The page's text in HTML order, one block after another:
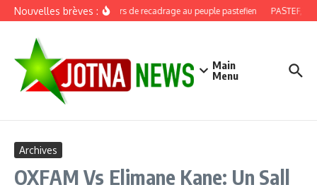
Aller au contenu
Nouvelles brèves :Discours de recadrage au peuple pastefien PASTEF,
Main
Menu
Archives
OXFAM Vs Elimane Kane: Un Sall